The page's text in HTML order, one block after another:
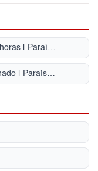
Alugar Apartamento com portaria 24 horas | Paraíso (Zona Sul)
Alugar Apartamento com ar condicionado | Paraíso (Zona Sul)